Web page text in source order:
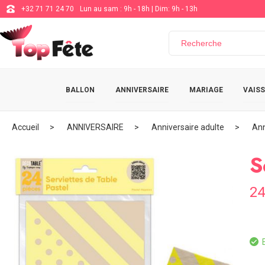
+32 71 71 24 70 Lun au sam : 9h - 18h | Dim: 9h - 13h
BALLON ANNIVERSAIRE MARIAGE
Accueil ANNIVERSAIRE Anniversaire adulte